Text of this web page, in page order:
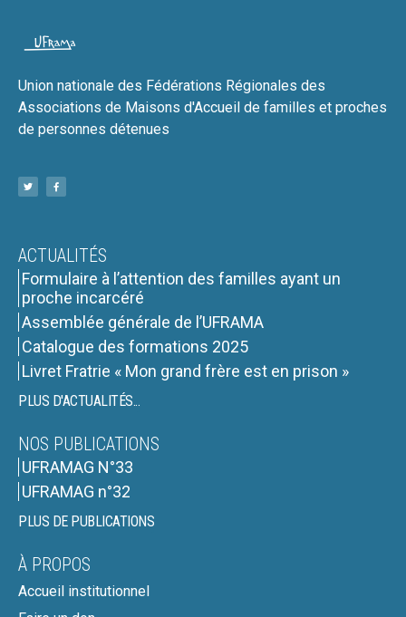
Union nationale des Fédérations Régionales des
Associations de Maisons d'Accueil de familles et proches
de personnes détenues
ACTUALITÉS
Formulaire à l’attention des familles ayant un
proche incarcéré
Assemblée générale de l’UFRAMA
Catalogue des formations 2025
Livret Fratrie « Mon grand frère est en prison »
PLUS D'ACTUALITÉS...
NOS PUBLICATIONS
UFRAMAG N°33
UFRAMAG n°32
PLUS DE PUBLICATIONS
À PROPOS
Accueil institutionnel